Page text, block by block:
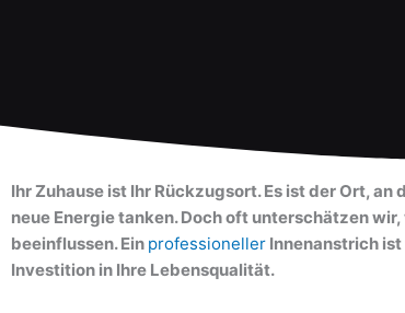
Ihr Zuhause ist Ihr Rückzugsort. Es ist der Ort,
neue Energie tanken. Doch oft unterschätzen
beeinflussen. Ein professioneller Innenanstrich
Investition in Ihre Lebensqualität.